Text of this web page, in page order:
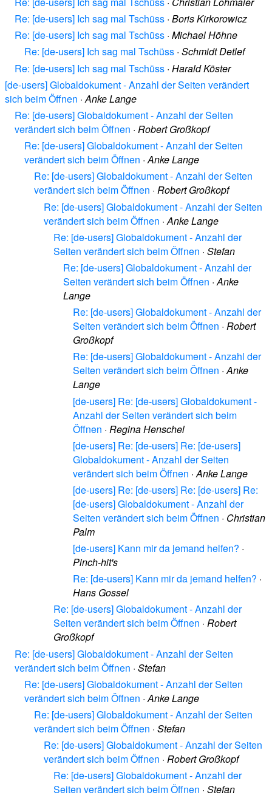
Re: [de-users] Ich sag mal Tschüss · Boris Kirkorowicz
Re: [de-users] Ich sag mal Tschüss · Michael Höhne
Re: [de-users] Ich sag mal Tschüss · Schmidt Detlef
Re: [de-users] Ich sag mal Tschüss · Harald Köster
[de-users] Globaldokument - Anzahl der Seiten verändert
sich beim Öffnen ·Anke Lange
Re: [de-users] Globaldokument - Anzahl der Seiten
verändert sich beim Öffnen · Robert Großkopf
Re: [de-users] Globaldokument - Anzahl der Seiten
verändert sich beim Öffnen ·Anke Lange
Re: [de-users] Globaldokument - Anzahl der Seiten
verändert sich beim Öffnen · Robert Großkopf
Re: [de-users] Globaldokument - Anzahl der Seiten
verändert sich beim Öffnen · Anke Lange
Re: [de-users] Globaldokument - Anzahl der
Seiten verändert sich beim Öffnen · Stefan
Re: [de-users] Globaldokument - Anzahl der
Seiten verändert sich beim Öffnen ·Anke
Lange
Re: [de-users] Globaldokument - Anzahl der
Seiten verändert sich beim Öffnen · Robert
Großkopf
Re: [de-users] Globaldokument - Anzahl der
Seiten verändert sich beim Öffnen ·Anke
Lange
[de-users] Re: [de-users] Globaldokument -
Anzahl der Seiten verändert sich beim
Öffnen · Regina Henschel
[de-users] Re: [de-users] Re: [de-users]
Globaldokument - Anzahl der Seiten
verändert sich beim Öffnen ·Anke Lange
[de-users] Re: [de-users] Re: [de-users] Re:
[de-users] Globaldokument - Anzahl der
Seiten verändert sich beim Öffnen · Christian
Palm
[de-users] Kann mir da jemand helfen? ·
Pinch-hit's
Re: [de-users] Kann mir da jemand helfen? ·
Hans Gossel
Re: [de-users] Globaldokument - Anzahl der
Seiten verändert sich beim Öffnen · Robert
Großkopf
Re: [de-users] Globaldokument - Anzahl der Seiten
verändert sich beim Öffnen · Stefan
Re: [de-users] Globaldokument - Anzahl der Seiten
verändert sich beim Öffnen ·Anke Lange
Re: [de-users] Globaldokument - Anzahl der Seiten
verändert sich beim Öffnen · Stefan
Re: [de-users] Globaldokument - Anzahl der Seiten
verändert sich beim Öffnen · Robert Großkopf
Re: [de-users] Globaldokument - Anzahl der
Seiten verändert sich beim Öffnen · Stefan